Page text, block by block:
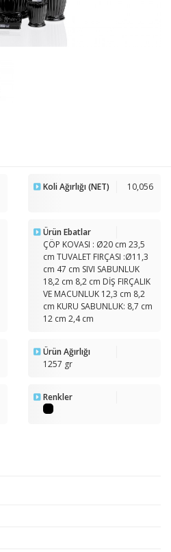
Koli Ağırlığı (NET) 10,056
Ürün Ebatlar
ÇÖP KOVASI : Ø20 cm 23,5
cm TUVALET FIRÇASI :Ø11,3
cm 47 cm SIVI SABUNLUK
18,2 cm 8,2 cm DİŞ FIRÇALIK
VE MACUNLUK 12,3 cm 8,2
cm KURU SABUNLUK: 8,7 cm
12 cm 2,4 cm
Ürün Ağırlığı
1257 gr
Renkler